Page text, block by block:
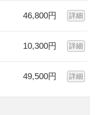
46,800円 詳細
10,300円 詳細
49,500円 詳細